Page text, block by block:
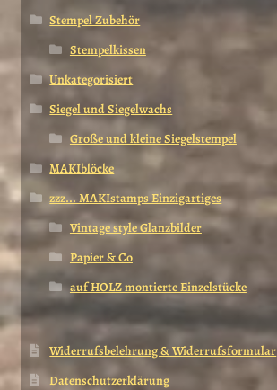
Stempel Zubehör
Stempelkissen
Unkategorisiert
Siegel und Siegelwachs
Große und kleine Siegelstempel
MAKIblöcke
zzz... MAKIstamps Einzigartiges
Vintage style Glanzbilder
Papier & Co
auf HOLZ montierte Einzelstücke
Widerrufsbelehrung & Widerrufsformular
Datenschutzerklärung